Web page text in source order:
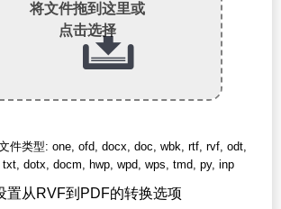
将文件拖到这里或
点击选择
件类型: one, ofd, docx, doc, wbk, rtf, rvf, odt,
txt, dotx, docm, hwp, wpd, wps, tmd, py, inp
置从RVF到PDF的转换选项